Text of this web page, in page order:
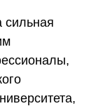
сильная